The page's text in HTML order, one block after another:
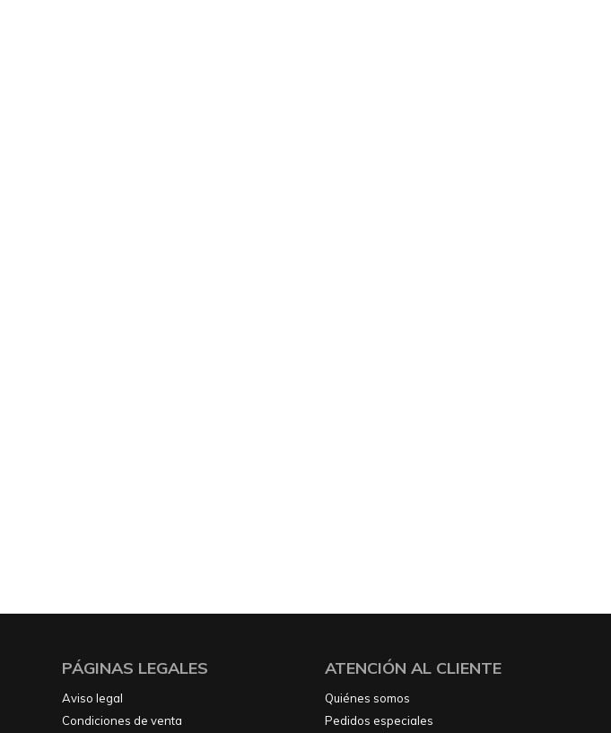
PÁGINAS LEGALES
Aviso legal
Condiciones de venta
ATENCIÓN AL CLIENTE
Quiénes somos
Pedidos especiales